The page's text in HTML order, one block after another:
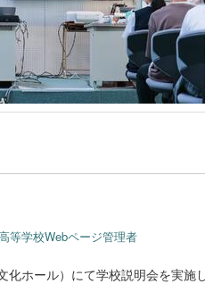
等学校Webページ管理者
ホール）にて学校説明会を実施